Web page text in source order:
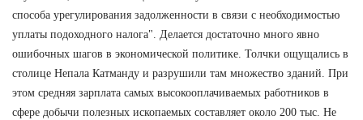
способа урегулирования задолженности в связи с необходимостью
уплаты подоходного налога". Делается достаточно много явно
ошибочных шагов в экономической политике. Толчки ощущались в
столице Непала Катманду и разрушили там множество зданий. При
этом средняя зарплата самых высокооплачиваемых работников в
сфере добычи полезных ископаемых составляет около 200 тыс. Не